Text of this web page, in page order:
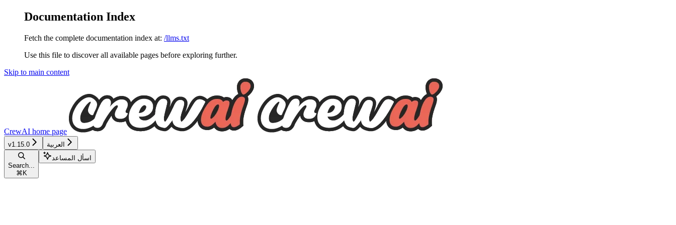
Documentation Index
Fetch the complete documentation index at: /llms.txt
Use this file to discover all available pages before exploring further.
Skip to main content
CrewAI home page
v1.15.0 العربية
Search...
⌘ K
اسأل المساعد